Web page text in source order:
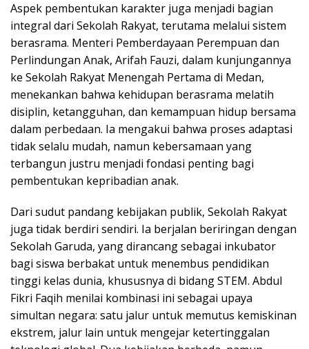
Aspek pembentukan karakter juga menjadi bagian
integral dari Sekolah Rakyat, terutama melalui sistem
berasrama. Menteri Pemberdayaan Perempuan dan
Perlindungan Anak, Arifah Fauzi, dalam kunjungannya
ke Sekolah Rakyat Menengah Pertama di Medan,
menekankan bahwa kehidupan berasrama melatih
disiplin, ketangguhan, dan kemampuan hidup bersama
dalam perbedaan. Ia mengakui bahwa proses adaptasi
tidak selalu mudah, namun kebersamaan yang
terbangun justru menjadi fondasi penting bagi
pembentukan kepribadian anak.
Dari sudut pandang kebijakan publik, Sekolah Rakyat
juga tidak berdiri sendiri. Ia berjalan beriringan dengan
Sekolah Garuda, yang dirancang sebagai inkubator
bagi siswa berbakat untuk menembus pendidikan
tinggi kelas dunia, khususnya di bidang STEM. Abdul
Fikri Faqih menilai kombinasi ini sebagai upaya
simultan negara: satu jalur untuk memutus kemiskinan
ekstrem, jalur lain untuk mengejar ketertinggalan